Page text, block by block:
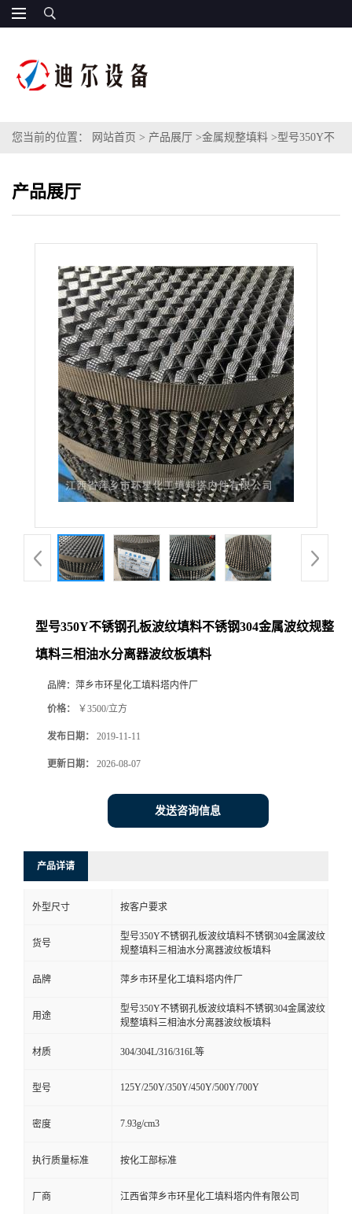
您当前的位置： 网站首页 > 产品展厅 >金属规整填料 >型号350Y不
板填料
产品展厅
型号350Y不锈钢孔板波纹填料不锈钢304金属波纹规整
填料三相油水分离器波纹板填料
品牌： 萍乡市环星化工填料塔内件厂
价格： ￥3500/立方
发布日期： 2019-11-11
更新日期： 2026-08-07
发送咨询信息
产品详请
外型尺寸 按客户要求
货号
型号350Y不锈钢孔板波纹填料不锈钢304金属波纹
规整填料三相油水分离器波纹板填料
品牌 萍乡市环星化工填料塔内件厂
用途
型号350Y不锈钢孔板波纹填料不锈钢304金属波纹
规整填料三相油水分离器波纹板填料
材质 304/304L/316/316L等
型号 125Y/250Y/350Y/450Y/500Y/700Y
密度 7.93g/cm3
执行质量标准 按化工部标准
厂商 江西省萍乡市环星化工填料塔内件有限公司